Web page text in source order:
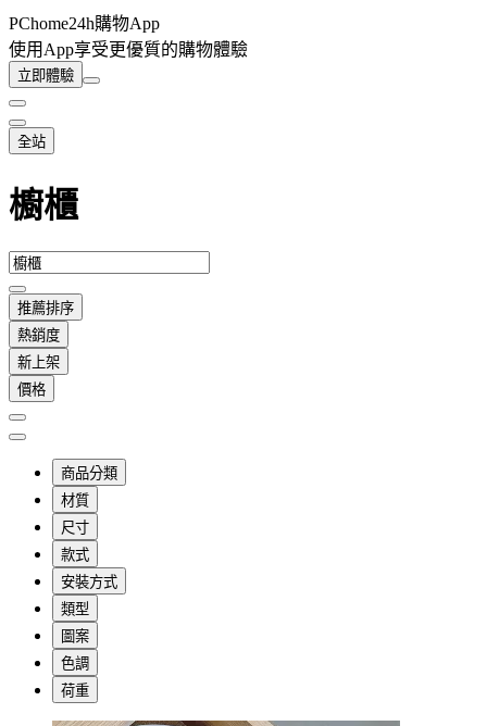
PChome24h購物App
使用App享受更優質的購物體驗
立即體驗
全站
櫥櫃
推薦排序
熱銷度
新上架
價格
商品分類
材質
尺寸
款式
安裝方式
類型
圖案
色調
荷重